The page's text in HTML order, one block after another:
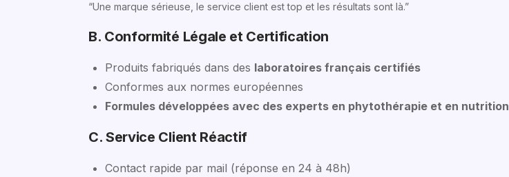
“Une marque sérieuse, le service client est top et les résultats sont là.”
B. Conformité Légale et Certification
Produits fabriqués dans des laboratoires français certifiés
Conformes aux normes européennes
Formules développées avec des experts en phytothérapie et en nutrition
C. Service Client Réactif
Contact rapide par mail (réponse en 24 à 48h)